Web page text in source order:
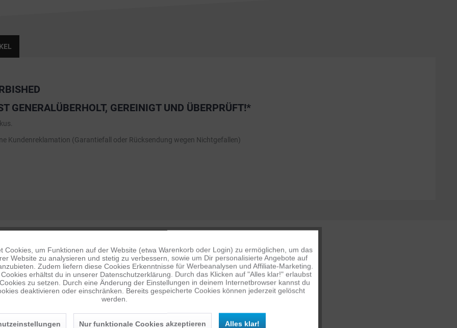
GENERALÜBERHOLT, GEREINIGT UND ÜBERPRÜFT!*
Kundenreklamation (Garantiefall oder Rücksendung wegen Nichtgefallen)
Aktiv
Inaktiv
Cookies, um Funktionen auf der Website (etwa Warenkorb oder Login) zu ermöglichen, um das
Website zu analysieren und stetig zu verbessern, sowie um Dir personalisierte Angebote auf
Zudem liefern diese Cookies Erkenntnisse für Werbeanalysen und Affiliate-Marketing.
erhältst du in unserer Datenschutzerklärung. Durch das Klicken auf "Alles klar!" erlaubst
zu setzen. Durch eine Änderung der Einstellungen in deinem Internetbrowser kannst du
deaktivieren oder einschränken. Bereits gespeicherte Cookies können jederzeit gelöscht
werden.
Nur funktionale Cookies akzeptieren Alles klar!